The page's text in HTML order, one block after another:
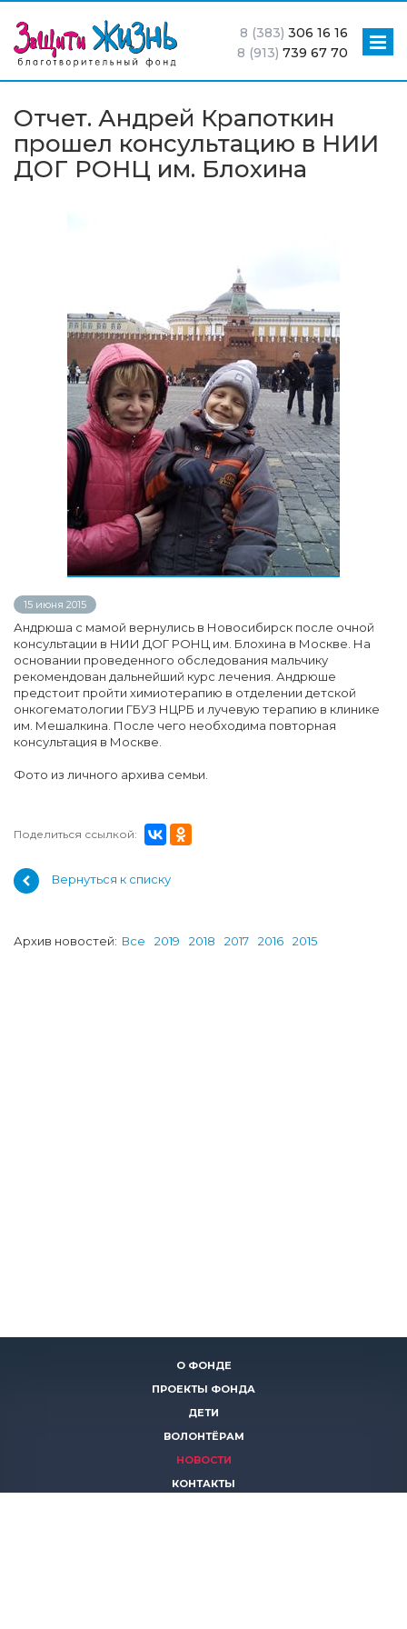
8 (383) 306 16 16
8 (913) 739 67 70
Отчет. Андрей Крапоткин
прошел консультацию в НИИ
ДОГ РОНЦ им. Блохина
15 июня 2015
Андрюша с мамой вернулись в Новосибирск после очной
консультации в НИИ ДОГ РОНЦ им. Блохина в Москве. На
основании проведенного обследования мальчику
рекомендован дальнейший курс лечения. Андрюше
предстоит пройти химиотерапию в отделении детской
онкогематологии ГБУЗ НЦРБ и лучевую терапию в клинике
им. Мешалкина. После чего необходима повторная
консультация в Москве.
Фото из личного архива семьи.
Поделиться ссылкой:
Вернуться к списку
Архив новостей: Все 2019 2018 2017 2016 2015
О ФОНДЕ
ПРОЕКТЫ ФОНДА
ДЕТИ
ВОЛОНТЁРАМ
НОВОСТИ
КОНТАКТЫ